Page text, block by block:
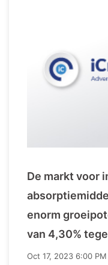
De markt voor
enorm
van 4,30%
Oct 17, 2023 6:00 PM